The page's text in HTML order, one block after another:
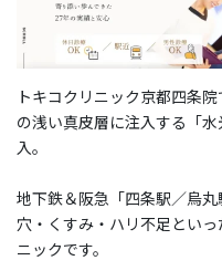
トキコクリニック京都四条
の浅い真皮層に注入する「
入。
地下鉄＆阪急「四条駅／烏
穴・くすみ・ハリ不足とい
ニックです。